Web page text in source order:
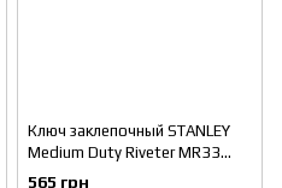
Ключ заклепочный STANLEY
Medium Duty Riveter MR33
(середнього зусилля), L=230
565 грн